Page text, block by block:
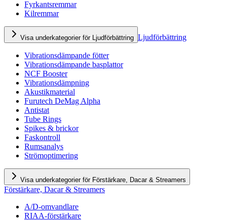
Fyrkantsremmar
Kilremmar
Visa underkategorier för Ljudförbättring Ljudförbättring
Vibrationsdämpande fötter
Vibrationsdämpande basplattor
NCF Booster
Vibrationsdämpning
Akustikmaterial
Furutech DeMag Alpha
Antistat
Tube Rings
Spikes & brickor
Faskontroll
Rumsanalys
Strömoptimering
Visa underkategorier för Förstärkare, Dacar & Streamers
Förstärkare, Dacar & Streamers
A/D-omvandlare
RIAA-förstärkare